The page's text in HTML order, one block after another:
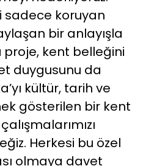
sadece koruyan
bir anlayışla
proje, kent belleğini
duygusunu da
kültür, tarih ve
gösterilen bir kent
Herkesi bu özel
olmaya davet